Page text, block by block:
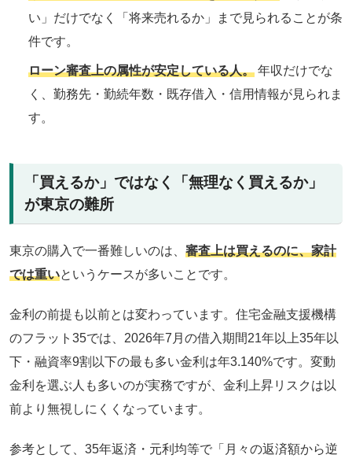
い」だけでなく「将来売れるか」まで見られることが条
件です。
ローン審査上の属性が安定している人。年収だけでな
く、勤務先・勤続年数・既存借入・信用情報が見られま
す。
「買えるか」ではなく「無理なく買えるか」
が東京の難所
東京の購入で一番難しいのは、 審査上は買えるのに、家計
では重いというケースが多いことです。
金利の前提も以前とは変わっています。住宅金融支援機構
のフラット35では、2026年7月の借入期間21年以上35年以
下・融資率9割以下の最も多い金利は年3.140%です。変動
金利を選ぶ人も多いのが実務ですが、金利上昇リスクは以
前より無視しにくくなっています。
参考として、35年返済・元利均等で「月々の返済額から逆